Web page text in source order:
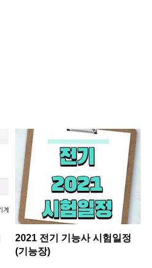
2021 전기 기능사 시험일정
(기능장)